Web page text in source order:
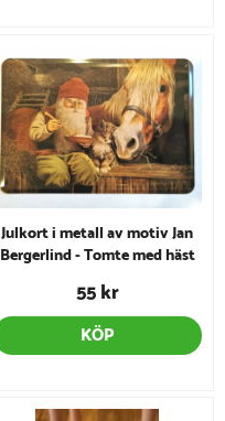
Julkort i metall av motiv Jan
Bergerlind - Tomte med häst
55 kr
KÖP